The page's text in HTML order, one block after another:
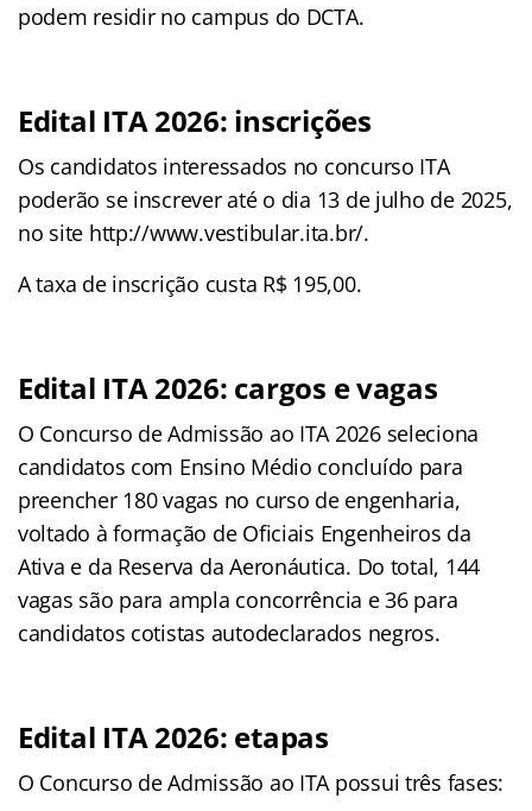
podem residir no campus do DCTA.
Edital ITA 2026: inscrições
Os candidatos interessados no concurso ITA
poderão se inscrever até o dia 13 de julho de 2025,
no site http://www.vestibular.ita.br/.
A taxa de inscrição custa R$ 195,00.
Edital ITA 2026: cargos e vagas
O Concurso de Admissão ao ITA 2026 seleciona
candidatos com Ensino Médio concluído para
preencher 180 vagas no curso de engenharia,
voltado à formação de Oficiais Engenheiros da
Ativa e da Reserva da Aeronáutica. Do total, 144
vagas são para ampla concorrência e 36 para
candidatos cotistas autodeclarados negros.
Edital ITA 2026: etapas
O Concurso de Admissão ao ITA possui três fases: